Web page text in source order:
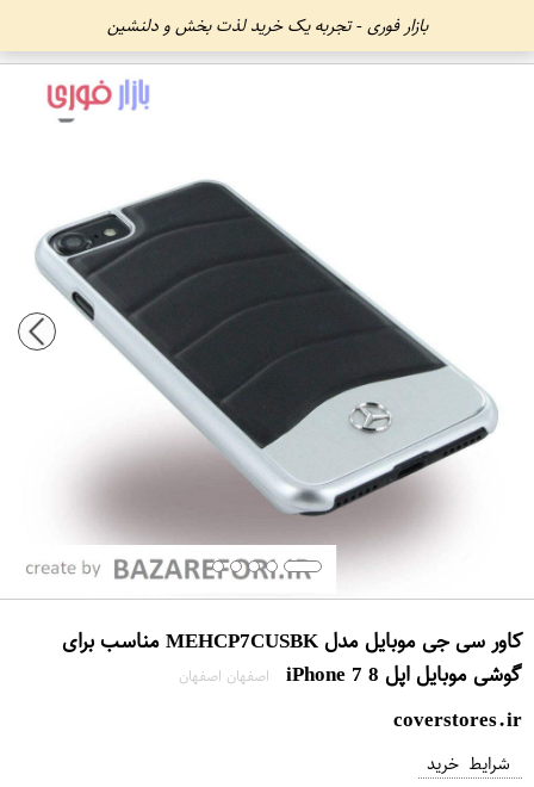
بازار فوری - تجربه یک خرید لذت بخش و دلنشین
کاور سی جی موبایل مدل MEHCP7CUSBK مناسب برای
گوشی موبایل اپل iPhone 7 8
اصفهان اصفهان
coverstores.ir
شرایط خرید